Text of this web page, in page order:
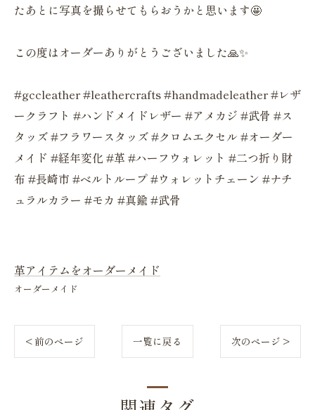
たあとに写真を撮らせてもらおうかと思います🤩
この度はオーダーありがとうございました🙏✨
#gccleather #leathercrafts #handmadeleather #レザ
ークラフト #ハンドメイドレザー #アメカジ #武骨 #ス
タッズ #フラワースタッズ #クロムエクセル #オーダー
メイド #経年変化 #革 #ハーフウォレット #二つ折り財
布 #長崎市 #ベルトループ #ウォレットチェーン #ナチ
ュラルカラー #モカ #真鍮 #武骨
革アイテムをオーダーメイド
オーダーメイド
< 前のページ 一覧に戻る 次のページ >